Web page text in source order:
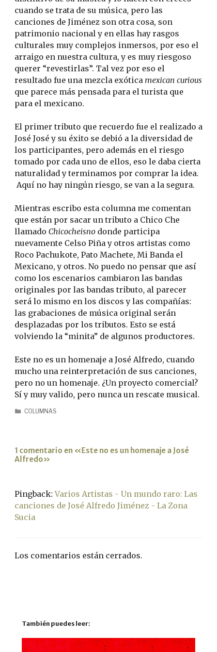
cuando se trata de su música, pero las
canciones de Jiménez son otra cosa, son
patrimonio nacional y en ellas hay rasgos
culturales muy complejos inmersos, por eso el
arraigo en nuestra cultura, y es muy riesgoso
querer “revestirlas”. Tal vez por eso el
resultado fue una mezcla exótica mexican curious
que parece más pensada para el turista que
para el mexicano.
El primer tributo que recuerdo fue el realizado a
José José y su éxito se debió a la diversidad de
los participantes, pero además en el riesgo
tomado por cada uno de ellos, eso le daba cierta
naturalidad y terminamos por comprar la idea.
Aquí no hay ningún riesgo, se van a la segura.
Mientras escribo esta columna me comentan
que están por sacar un tributo a Chico Che
llamado Chicocheisno donde participa
nuevamente Celso Piña y otros artistas como
Roco Pachukote, Pato Machete, Mi Banda el
Mexicano, y otros. No puedo no pensar que así
como los escenarios cambiaron las bandas
originales por las bandas tributo, al parecer
será lo mismo en los discos y las compañías:
las grabaciones de música original serán
desplazadas por los tributos. Esto se está
volviendo la “minita” de algunos productores.
Este no es un homenaje a José Alfredo, cuando
mucho una reinterpretación de sus canciones,
pero no un homenaje. ¿Un proyecto comercial?
Sí y muy valido, pero nunca un rescate musical.
COLUMNAS
1 comentario en «Este no es un homenaje a José
Alfredo»
Pingback:Varios Artistas - Un mundo raro: Las
canciones de José Alfredo Jiménez - La Zona
Sucia
Los comentarios están cerrados.
También puedes leer: